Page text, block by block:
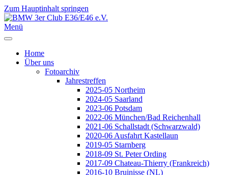
Zum Hauptinhalt springen
Menü
Home
Über uns
Fotoarchiv
Jahrestreffen
2025-05 Northeim
2024-05 Saarland
2023-06 Potsdam
2022-06 München/Bad Reichenhall
2021-06 Schallstadt (Schwarzwald)
2020-06 Ausfahrt Kastellaun
2019-05 Starnberg
2018-09 St. Peter Ording
2017-09 Chateau-Thierry (Frankreich)
2016-10 Bruinisse (NL)
Jahr
Monat
Jahr
Monat